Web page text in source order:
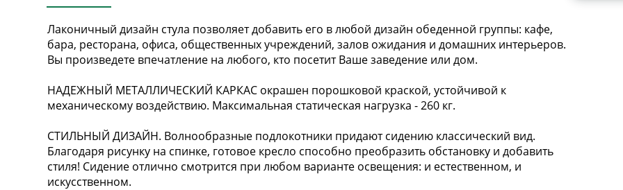
Лаконичный дизайн стула позволяет добавить его в любой дизайн обеденной группы: кафе,
бара, ресторана, офиса, общественных учреждений, залов ожидания и домашних интерьеров.
Вы произведете впечатление на любого, кто посетит Ваше заведение или дом.
НАДЕЖНЫЙ МЕТАЛЛИЧЕСКИЙ КАРКАС окрашен порошковой краской, устойчивой к
механическому воздействию. Максимальная статическая нагрузка - 260 кг.
СТИЛЬНЫЙ ДИЗАЙН. Волнообразные подлокотники придают сидению классический вид.
Благодаря рисунку на спинке, готовое кресло способно преобразить обстановку и добавить
стиля! Сидение отлично смотрится при любом варианте освещения: и естественном, и
искусственном.